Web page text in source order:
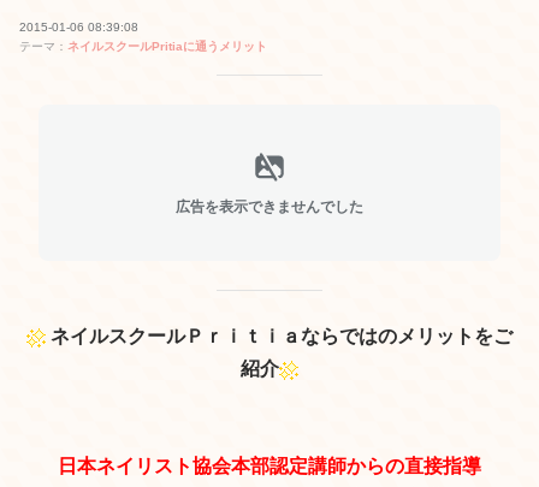
2015-01-06 08:39:08
テーマ： ネイルスクールPritiaに通うメリット
広告を表示できませんでした
ネイルスクールＰｒｉｔｉａならではのメリットをご
紹介
日本ネイリスト協会本部認定講師からの直接指導